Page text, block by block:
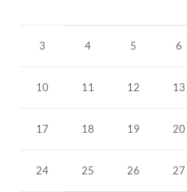
3 4 5 6
10 11 12 13
17 18 19 20
24 25 26 27